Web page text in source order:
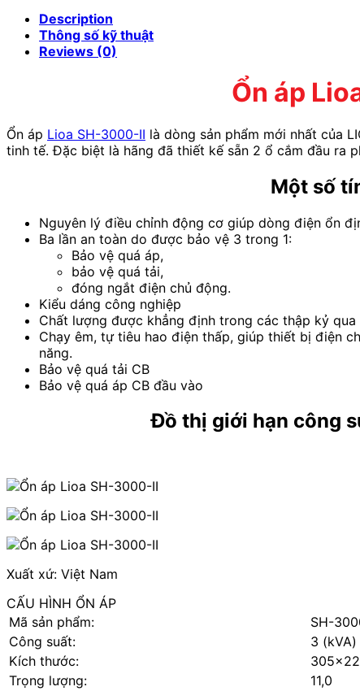
Description
Thông số kỹ thuật
Reviews (0)
Ổn áp
Ổn áp Lioa SH-3000-II là dòng sản phẩm mới nhất của
tinh tế. Đặc biệt là hãng đã thiết kế sẵn 2 ổ cắm đầu ra
Một số
Nguyên lý điều chỉnh động cơ giúp dòng điện ổn
Ba lần an toàn do được bảo vệ 3 trong 1:
Bảo vệ quá áp,
bảo vệ quá tải,
đóng ngắt điện chủ động.
Kiểu dáng công nghiệp
Chất lượng được khẳng định trong các thập kỷ qua
Chạy êm, tự tiêu hao điện thấp, giúp thiết bị điện
năng.
Bảo vệ quá tải CB
Bảo vệ quá áp CB đầu vào
Đồ thị giới hạn công
Xuất xứ: Việt Nam
CẤU HÌNH ỔN ÁP
Mã sản phẩm:
SH-
Công suất:
3 (kVA)
Kích thước:
Trọng lượng:
11,0